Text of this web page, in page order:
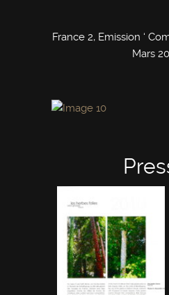
France 2, Emission ‘
Mars